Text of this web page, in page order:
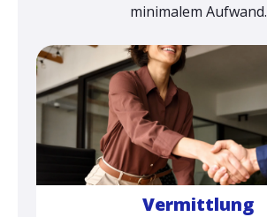
minimalem Aufwand.
Vermittlung